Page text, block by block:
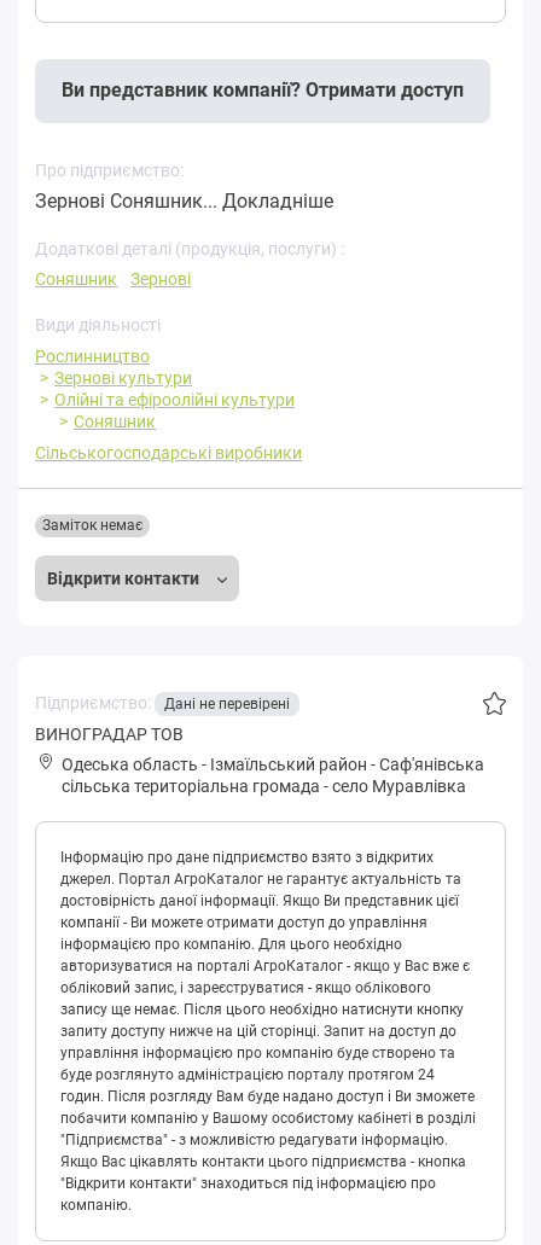
Ви представник компанії? Отримати доступ
Про підприємство:
Зернові Соняшник... Докладніше
Додаткові деталі (продукція, послуги) :
Соняшник
Зернові
Види діяльності
Рослинництво
Зернові культури
Олійні та ефіроолійні культури
Соняшник
Сільськогосподарські виробники
Відкрити контакти
Заміток немає
Підприємство: Дані не перевірені
ВИНОГРАДАР ТОВ
Одеська область - Ізмаїльський район -Сaф'янівськa
сільська територіальна громада -село Муравлівка
Інформацію про дане підприємство взято з відкритих
джерел. Портал АгроКаталог не гарантує актуальність та
достовірність даної інформації. Якщо Ви представник цієї
компанії - Ви можете отримати доступ до управління
інформацією про компанію. Для цього необхідно
авторизуватися на порталі АгроКаталог - якщо у Вас вже є
обліковий запис, і зареєструватися - якщо облікового
запису ще немає. Після цього необхідно натиснути кнопку
запиту доступу нижче на цій сторінці. Запит на доступ до
управління інформацією про компанію буде створено та
буде розглянуто адміністрацією порталу протягом 24
годин. Після розгляду Вам буде надано доступ і Ви зможете
побачити компанію у Вашому особистому кабінеті в розділі
"Підприємства" - з можливістю редагувати інформацію.
Якщо Вас цікавлять контакти цього підприємства - кнопка
"Відкрити контакти" знаходиться під інформацією про
компанію.